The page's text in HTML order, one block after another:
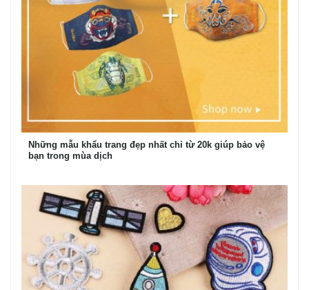
Những mẫu khẩu trang đẹp nhất chỉ từ 20k giúp bảo vệ
bạn trong mùa dịch